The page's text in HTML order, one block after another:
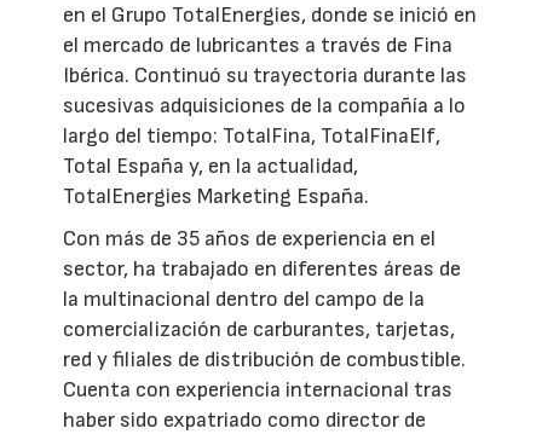
en el Grupo TotalEnergies, donde se inició en
el mercado de lubricantes a través de Fina
Ibérica. Continuó su trayectoria durante las
sucesivas adquisiciones de la compañía a lo
largo del tiempo: TotalFina, TotalFinaElf,
Total España y, en la actualidad,
TotalEnergies Marketing España.
Con más de 35 años de experiencia en el
sector, ha trabajado en diferentes áreas de
la multinacional dentro del campo de la
comercialización de carburantes, tarjetas,
red y filiales de distribución de combustible.
Cuenta con experiencia internacional tras
haber sido expatriado como director de